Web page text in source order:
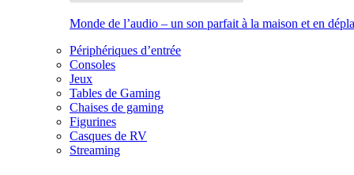
Monde de l’audio – un son parfait à la maison et en
Périphériques d’entrée
Consoles
Jeux
Tables de Gaming
Chaises de gaming
Figurines
Casques de RV
Streaming